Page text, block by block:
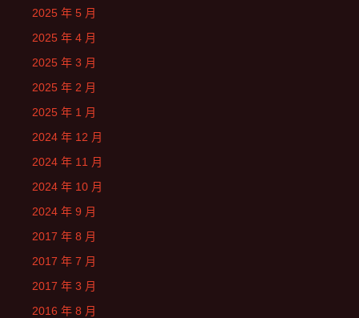
2025 年 5 月
2025 年 4 月
2025 年 3 月
2025 年 2 月
2025 年 1 月
2024 年 12 月
2024 年 11 月
2024 年 10 月
2024 年 9 月
2017 年 8 月
2017 年 7 月
2017 年 3 月
2016 年 8 月